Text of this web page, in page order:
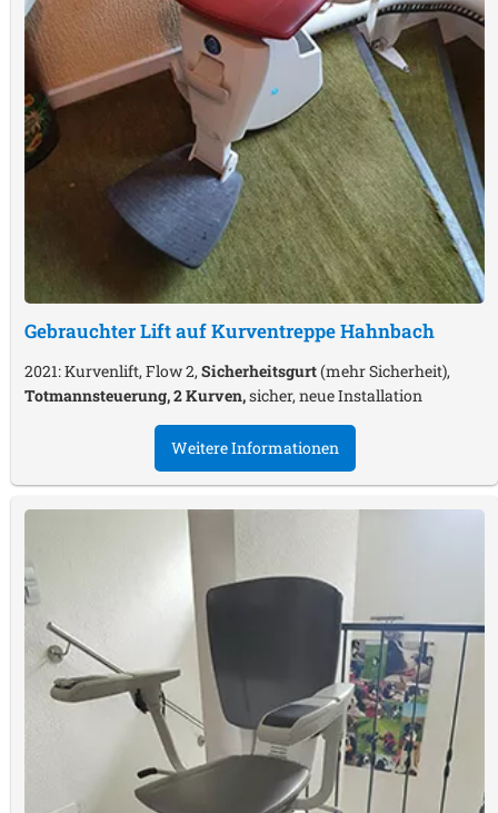
Gebrauchter Lift auf KurventreppeHahnbach
2021: Kurvenlift, Flow 2, Sicherheitsgurt(mehr Sicherheit),
Totmannsteuerung, 2 Kurven,sicher, neue Installation
Weitere Informationen